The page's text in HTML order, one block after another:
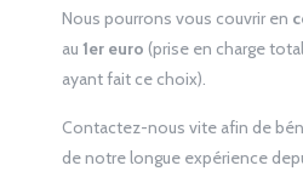
Nous pourrons vous couvrir en
au 1ereuro (prise en charge
ayant fait ce choix).
Contactez-nous vite afin de
de notre longue expérience